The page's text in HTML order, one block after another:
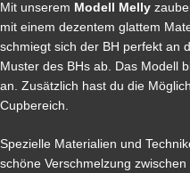
Mit unserem Modell Melly
mit einem dezentem glattem
schmiegt sich der BH perfekt an
Muster des BHs ab. Das Modell
an. Zusätzlich hast du die
Cupbereich.
Spezielle Materialien und
schöne Verschmelzung